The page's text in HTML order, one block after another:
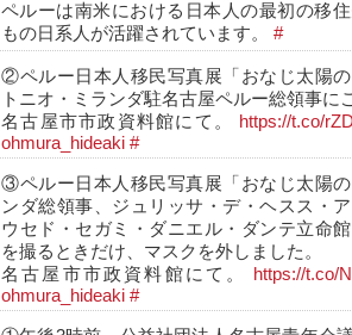
ペルーは南米における日本人の最初の移
もの日系人が活躍されています。 #
②ペルー日本人移民写真展「おなじ太陽
トニオ・ミランダ駐名古屋ペルー総領事に
名古屋市市政資料館にて。
https://t.co/
ohmura_hideaki #
③ペルー日本人移民写真展「おなじ太陽
ンダ総領事、ジュリッサ・デ・ヘスス・
ウセド・セガミ・ダニエル・ダンテ立命
を撮るときだけ、マスクを外しました。
名古屋市市政資料館にて。 https://t.co/
ohmura_hideaki #